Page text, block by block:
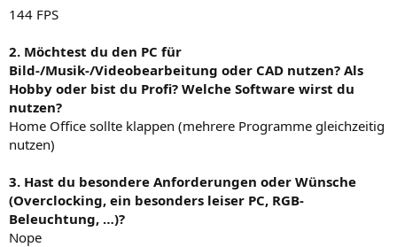
144 FPS
2. Möchtest du den PC für
Bild-/Musik-/Videobearbeitung oder CAD nutzen? Als
Hobby oder bist du Profi? Welche Software wirst du
nutzen?
Home Office sollte klappen (mehrere Programme gleichzeitig
nutzen)
3. Hast du besondere Anforderungen oder Wünsche
(Overclocking, ein besonders leiser PC, RGB-
Beleuchtung, …)?
Nope